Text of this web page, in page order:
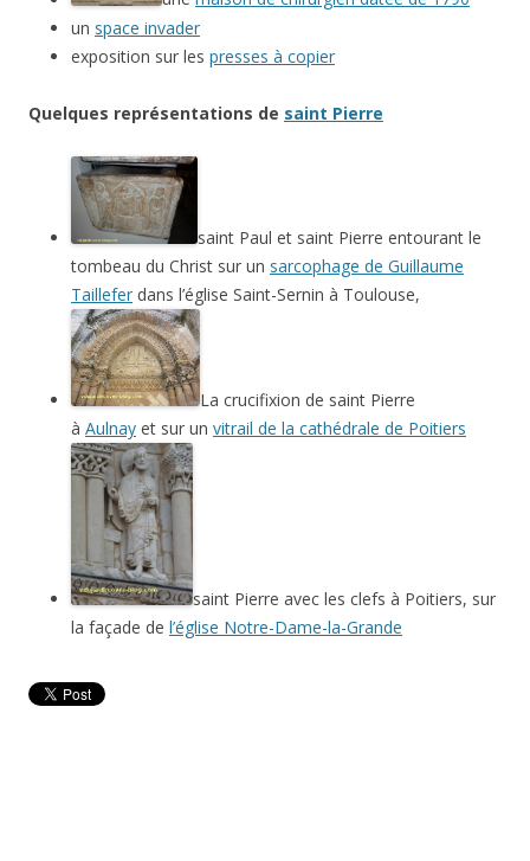
un space invader
exposition sur les presses à copier
Quelques représentations de saint Pierre
saint Paul et saint Pierre entourant le
tombeau du Christ sur un sarcophage de Guillaume
Taillefer dans l’église Saint-Sernin à Toulouse,
La crucifixion de saint Pierre
à Aulnay et sur un vitrail de la cathédrale de Poitiers
saint Pierre avec les clefs à Poitiers, sur
la façade de l’église Notre-Dame-la-Grande